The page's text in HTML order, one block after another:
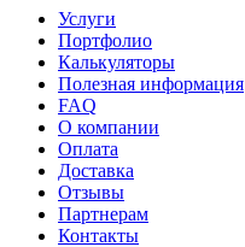
Услуги
Портфолио
Калькуляторы
Полезная информация
FAQ
О компании
Оплата
Доставка
Отзывы
Партнерам
Контакты